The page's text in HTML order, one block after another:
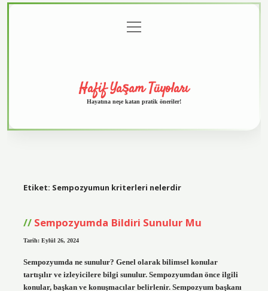
menüyü
aç
Hafif Yaşam Tüyoları
Hayatına neşe katan pratik öneriler!
Etiket: Sempozyumun kriterleri nelerdir
Sempozyumda Bildiri Sunulur Mu
Tarih: Eylül 26, 2024
Sempozyumda ne sunulur? Genel olarak bilimsel konular
tartışılır ve izleyicilere bilgi sunulur. Sempozyumdan önce ilgili
konular, başkan ve konuşmacılar belirlenir. Sempozyum başkanı